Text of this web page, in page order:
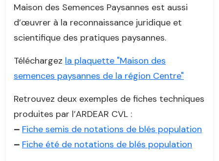
Maison des Semences Paysannes est aussi
d’œuvrer à la reconnaissance juridique et
scientifique des pratiques paysannes.
Téléchargez la plaquette "Maison des
semences paysannes de la région Centre"
Retrouvez deux exemples de fiches techniques
produites par l’ARDEAR CVL :
– Fiche semis de notations de blés population
– Fiche été de notations de blés population